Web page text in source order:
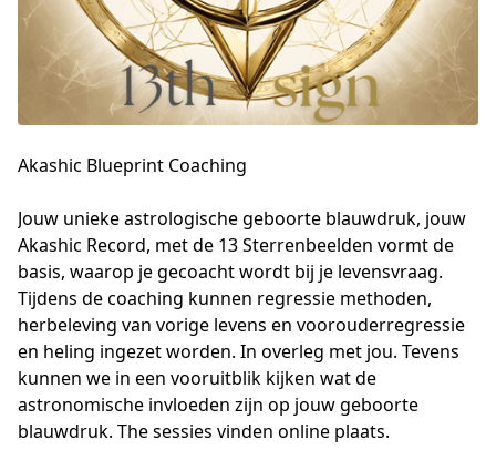
Akashic Blueprint Coaching
Jouw unieke astrologische geboorte blauwdruk, jouw
Akashic Record, met de 13 Sterrenbeelden vormt de
basis, waarop je gecoacht wordt bij je levensvraag.
Tijdens de coaching kunnen regressie methoden,
herbeleving van vorige levens en voorouderregressie
en heling ingezet worden. In overleg met jou. Tevens
kunnen we in een vooruitblik kijken wat de
astronomische invloeden zijn op jouw geboorte
blauwdruk. The sessies vinden online plaats.